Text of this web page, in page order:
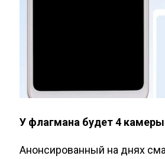
У флагмана будет 4
Анонсированный на днях